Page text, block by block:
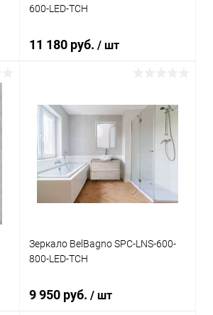
600-LED-TCH
11 180 руб./ шт
В корзину
Сравнение
В избранное Под заказ
Зеркало BelBagno SPC-LNS-600-
800-LED-TCH
9 950 руб./ шт